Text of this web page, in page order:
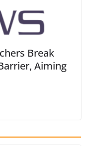
Break
Aiming